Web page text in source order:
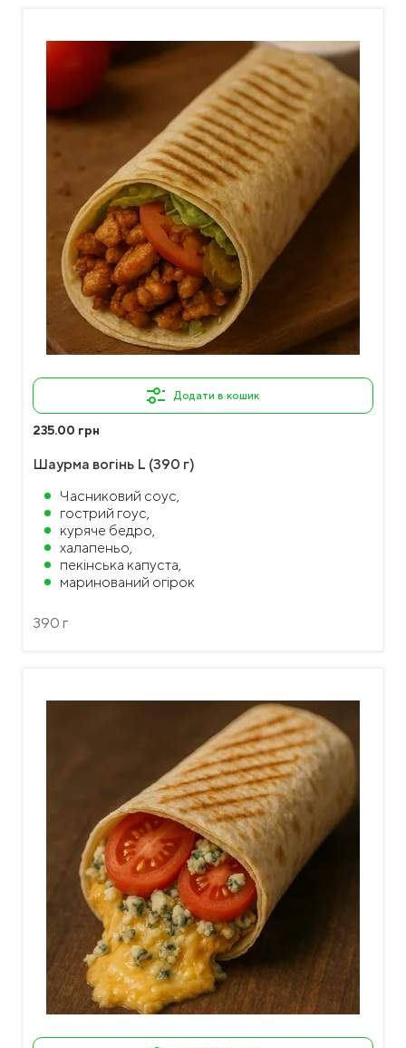
Додати в кошик
235.00 грн
Шаурма вогінь L (390 г)
Часниковий соус,
гострий гоус,
куряче бедро,
халапеньо,
пекінська капуста,
маринований огірок
390 г